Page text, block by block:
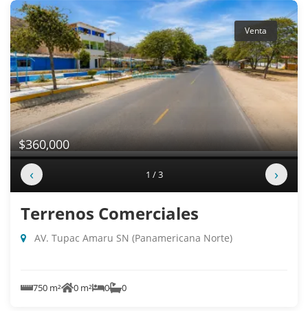
Venta
$360,000
‹ 1 / 3 ›
Terrenos Comerciales
AV. Tupac Amaru SN (Panamericana Norte)
750 m² 0 m² 0 0